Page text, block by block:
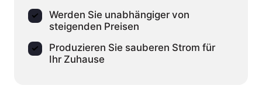
Werden Sie unabhängiger von
steigenden Preisen
Produzieren Sie sauberen Strom für
Ihr Zuhause